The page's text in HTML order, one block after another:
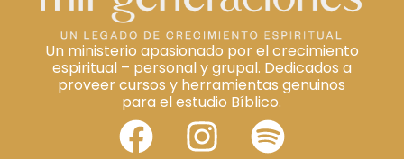
Un ministerio apasionado por el crecimiento
espiritual – personal y grupal. Dedicados a
proveer cursos y herramientas genuinos
para el estudio Bíblico.